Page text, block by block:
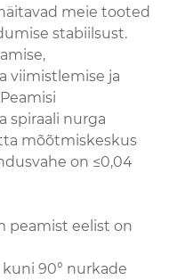
meie tooted
stabiilsust.
viimistlemise ja
spiraali nurga
mõõtmiskeskus
on ≤0,04
peamist eelist on
90° nurkade